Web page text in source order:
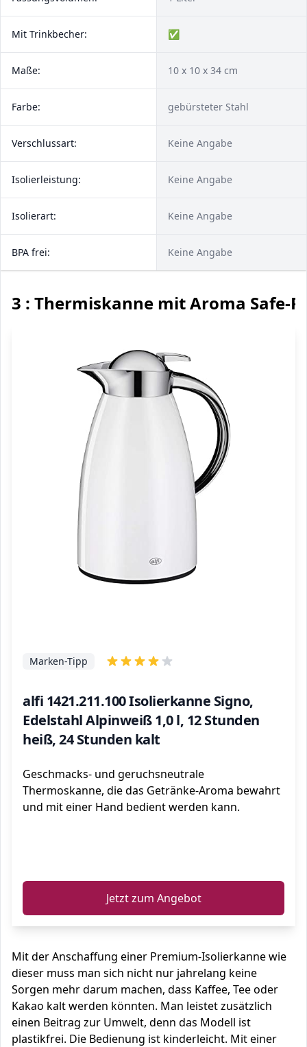
Mit Trinkbecher: ✅
Maße: 10 x 10 x 34 cm
Farbe: gebürsteter Stahl
Verschlussart: Keine Angabe
Isolierleistung: Keine Angabe
Isolierart: Keine Angabe
BPA frei: Keine Angabe
3 : Thermiskanne mit Aroma Safe-
alfi 1421.211.100 Isolierkanne Signo,
Edelstahl Alpinweiß 1,0 l, 12 Stunden
heiß, 24 Stunden kalt
Marken-Tipp
Geschmacks- und geruchsneutrale
Thermoskanne, die das Getränke-Aroma bewahrt
und mit einer Hand bedient werden kann.
Jetzt zum Angebot
Mit der Anschaffung einer Premium-Isolierkanne wie
dieser muss man sich nicht nur jahrelang keine
Sorgen mehr darum machen, dass Kaffee, Tee oder
Kakao kalt werden könnten. Man leistet zusätzlich
einen Beitrag zur Umwelt, denn das Modell ist
plastikfrei. Die Bedienung ist kinderleicht. Mit einer